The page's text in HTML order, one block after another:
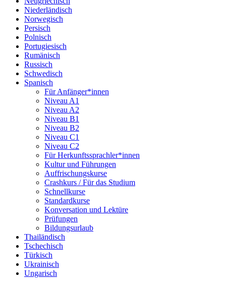
Niederländisch
Norwegisch
Persisch
Polnisch
Portugiesisch
Rumänisch
Russisch
Schwedisch
Spanisch
Für Anfänger*innen
Niveau A1
Niveau A2
Niveau B1
Niveau B2
Niveau C1
Niveau C2
Für Herkunftssprachler*innen
Kultur und Führungen
Auffrischungskurse
Crashkurs / Für das Studium
Schnellkurse
Standardkurse
Konversation und Lektüre
Prüfungen
Bildungsurlaub
Thailändisch
Tschechisch
Türkisch
Ukrainisch
Ungarisch